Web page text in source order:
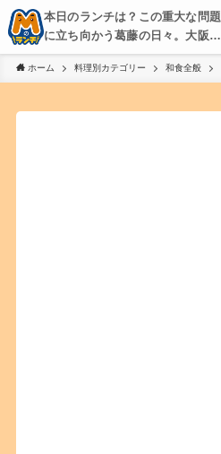
本日のランチは？この重大な問題
に立ち向かう葛藤の日々。大阪・
京都・神戸を中心とした食べ歩
き、飲み歩きを綴る。
ホーム 料理別カテゴリー 和食全般